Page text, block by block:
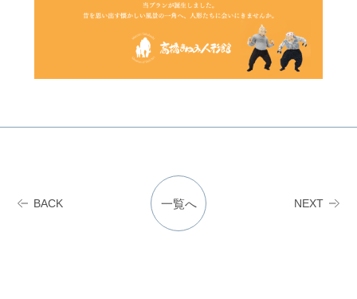
BACK 一覧へ NEXT